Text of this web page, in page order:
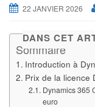
22 JANVIER 2026
DANS CET
Sommaire
Introduction à
Prix de la licence
Dynamics 365
euro